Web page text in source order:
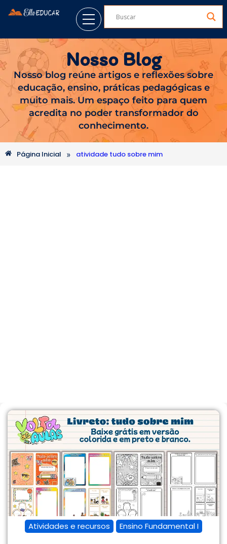
Nosso Blog
Nosso blog reúne artigos e reflexões sobre
educação, ensino, práticas pedagógicas e
muito mais. Um espaço feito para quem
acredita no poder transformador do
conhecimento.
Página Inicial » atividade tudo sobre mim
Atividades e recursos Ensino Fundamental I